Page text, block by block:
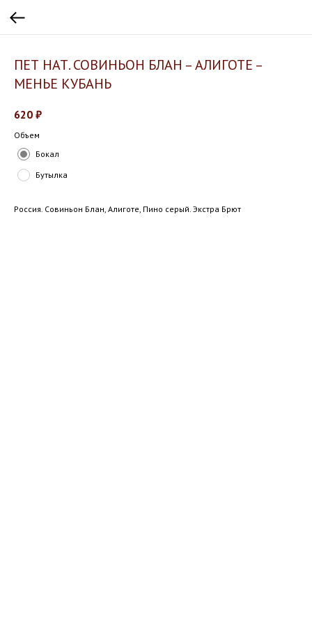
ПЕТ НАТ. СОВИНЬОН БЛАН – АЛИГОТЕ –
МЕНЬЕ КУБАНЬ
620 ₽
Объем
Бокал
Бутылка
Россия. Совиньон Блан, Алиготе, Пино серый. Экстра Брют